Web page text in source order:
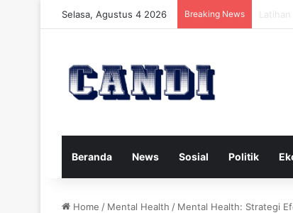
Selasa, Agustus 4 2026 Breaking News
Beranda News Sosial Politik
Home / Mental Health / Mental Health: Strategi